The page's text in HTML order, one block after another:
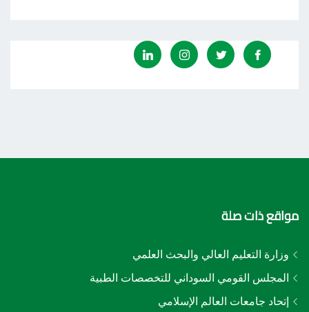
مواقع ذات صلة
وزارة التعليم العالي والبحث العلمي
المجلس القومي السوداني للتخصصات الطبية
إتحاد جامعات العالم الإسلامي